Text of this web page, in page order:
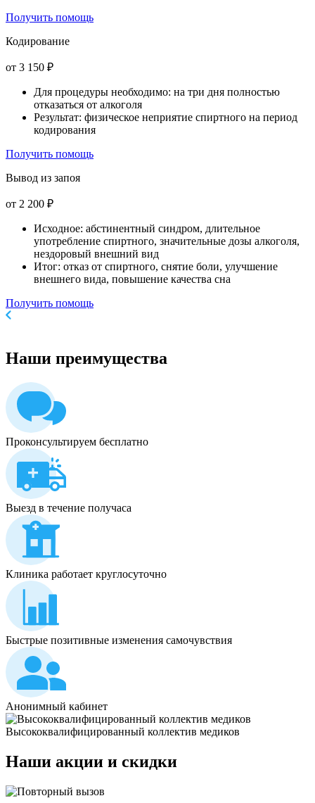
Получить помощь
Кодирование
от 3 150 ₽
Для процедуры необходимо: на три дня полностью
отказаться от алкоголя
Результат: физическое неприятие спиртного на период
кодирования
Получить помощь
Вывод из запоя
от 2 200 ₽
Исходное: абстинентный синдром, длительное
употребление спиртного, значительные дозы алкоголя,
нездоровый внешний вид
Итог: отказ от спиртного, снятие боли, улучшение
внешнего вида, повышение качества сна
Получить помощь
Наши преимущества
Проконсультируем бесплатно
Выезд в течение получаса
Клиника работает круглосуточно
Быстрые позитивные изменения самочувствия
Анонимный кабинет
Высококвалифицированный коллектив медиков
Наши акции и скидки